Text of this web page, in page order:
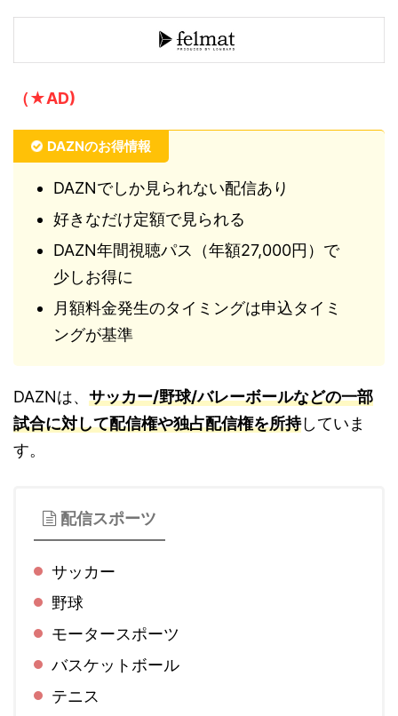
（★AD)
DAZNのお得情報
DAZNでしか見られない配信あり
好きなだけ定額で見られる
DAZN年間視聴パス（年額27,000円）で
少しお得に
月額料金発生のタイミングは申込タイミ
ングが基準
DAZNは、 サッカー/野球/バレーボールなどの一部
試合に対して配信権や独占配信権を所持していま
す。
配信スポーツ
サッカー
野球
モータースポーツ
バスケットボール
テニス